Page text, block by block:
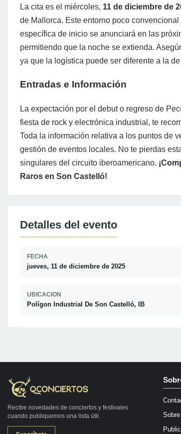
La cita es el miércoles, 11 de diciembre de
de Mallorca. Este entorno poco
específica de inicio se anunciará en las
permitiendo que la noche se extienda.
ya que la logística puede ser diferente a la
Entradas e Información
La expectación por el debut o regreso de
fiesta de rock y electrónica industrial, te
Toda la información relativa a los puntos de
gestión de eventos locales. No te pierdas
singulares del circuito iberoamericano.
Raros en Son Castelló!
Detalles del evento
FECHA
jueves, 11 de diciembre de 2025
UBICACION
Polígon Industrial De Son Castelló, IB
Recibe novedades de conciertos y festivales
cuando publiquemos una lista útil.